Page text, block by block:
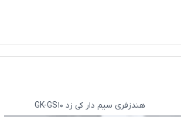
هندزفری سیم دار کی زد GK-GS10